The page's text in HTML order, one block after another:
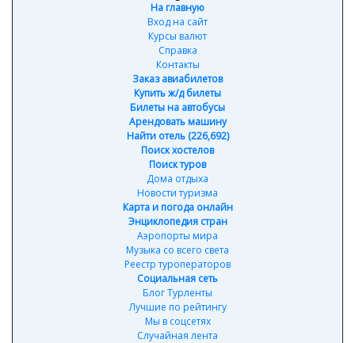
На главную
Вход на сайт
Курсы валют
Справка
Контакты
Заказ авиабилетов
Купить ж/д билеты
Билеты на автобусы
Арендовать машину
Найти отель (226,692)
Поиск хостелов
Поиск туров
Дома отдыха
Новости туризма
Карта и погода онлайн
Энциклопедия стран
Аэропорты мира
Музыка со всего света
Реестр туроператоров
Социальная сеть
Блог Турленты
Лучшие по рейтингу
Мы в соцсетях
Случайная лента